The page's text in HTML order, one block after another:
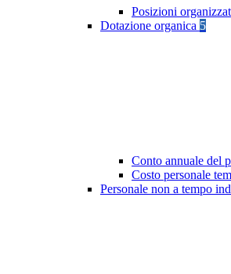
Posizioni
Dotazione organica 5
Conto annuale del
Costo personale
Personale non a tempo